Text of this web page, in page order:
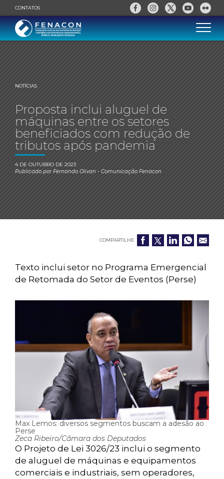
CONTATOS
NOTÍCIAS
Proposta inclui aluguel de
máquinas entre os setores
beneficiados com redução de
tributos após pandemia
4 DE OUTUBRO DE 2023
Publicado porFernando Olivan- Comunicação Fenacon
COMPARTILHE
Texto inclui setor no Programa Emergencial
de Retomada do Setor de Eventos (Perse)
Max Lemos: diversos segmentos buscam a adesão ao
Perse
Zeca Ribeiro/Câmara dos Deputados
O Projeto de Lei 3026/23 inclui o segmento
de aluguel de máquinas e equipamentos
comerciais e industriais, sem operadores,